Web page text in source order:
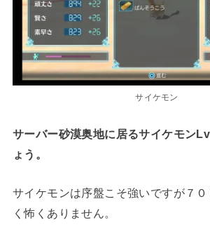
サイケモン
サーバー砂漠奥地に居るサイケモン
ょう。
サイケモンは序盤こそ強いですが７
く怖くありません。